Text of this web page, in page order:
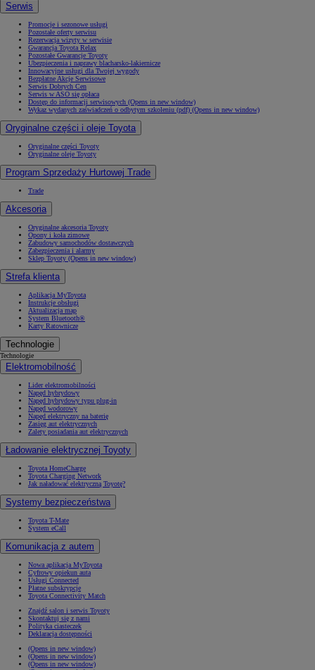
Serwis
Promocje i sezonowe usługi
Pozostałe oferty serwisu
Rezerwacja wizyty w serwisie
Gwarancja Toyota Relax
Pozostałe Gwarancje Toyoty
Ubezpieczenia i naprawy blacharsko-lakiernicze
Innowacyjne usługi dla Twojej wygody
Bezpłatne Akcje Serwisowe
Serwis Dobrych Cen
Serwis w ASO się opłaca
Dostęp do informacji serwisowych (Opens in new window)
Wykaz wydanych zaświadczeń o odbytym szkoleniu (pdf) (Opens in new window)
Oryginalne części i oleje Toyota
Oryginalne części Toyoty
Oryginalne oleje Toyoty
Program Sprzedaży Hurtowej Trade
Trade
Akcesoria
Oryginalne akcesoria Toyoty
Opony i koła zimowe
Zabudowy samochodów dostawczych
Zabezpieczenia i alarmy
Sklep Toyoty (Opens in new window)
Strefa klienta
Aplikacja MyToyota
Instrukcje obsługi
Aktualizacja map
System Bluetooth®
Karty Ratownicze
Technologie
Technologie
Elektromobilność
Lider elektromobilności
Napęd hybrydowy
Napęd hybrydowy typu plug-in
Napęd wodorowy
Napęd elektryczny na baterię
Zasięg aut elektrycznych
Zalety posiadania aut elektrycznych
Ładowanie elektrycznej Toyoty
Toyota HomeCharge
Toyota Charging Network
Jak naładować elektryczną Toyotę?
Systemy bezpieczeństwa
Toyota T-Mate
System eCall
Komunikacja z autem
Nowa aplikacja MyToyota
Cyfrowy opiekun auta
Usługi Connected
Płatne subskrypcje
Toyota Connectivity Match
Znajdź salon i serwis Toyoty
Skontaktuj się z nami
Polityka ciasteczek
Deklaracja dostępności
(Opens in new window)
(Opens in new window)
(Opens in new window)